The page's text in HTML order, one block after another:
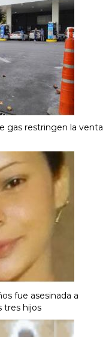
gas restringen la venta
fue asesinada a
tres hijos